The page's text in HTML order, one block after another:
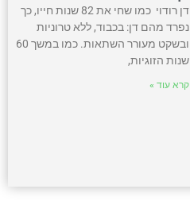
דן רודוי כמו שחי את 82 שנות חייו, כך
נפרד מהם דן: בכבוד, ללא טרוניות
ובשקט מעורר השתאות. כמו במשך 60
שנות הזוגיות,
קרא עוד »